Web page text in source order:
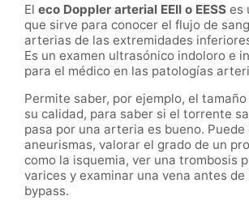
El eco Doppler arterial EEII o EESS es
que sirve para conocer el flujo de
arterias de las extremidades
Es un examen ultrasónico indoloro e
para el médico en las patologías
Permite saber, por ejemplo, el
su calidad, para saber si el torrente
pasa por una arteria es bueno.
aneurismas, valorar el grado de un
como la isquemia, ver una trombosis
varices y examinar una vena antes de
bypass.